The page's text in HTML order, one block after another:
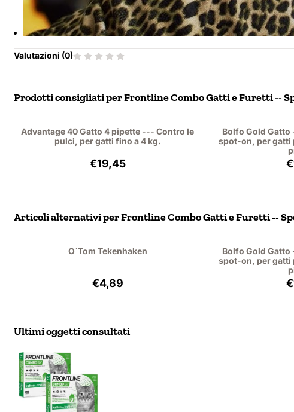
Valutazioni (0)
Prodotti consigliati perFrontline Combo Gatti e Furetti --
Advantage 40 Gatto 4 pipette --- Contro le
pulci, per gatti fino a 4 kg.
Prezzo: 19,45, IVA esclusa: 17,84
€19,45
Bolfo Gold
spot-on, per gatti
Articoli alternativi perFrontline Combo Gatti e Furetti --
O`Tom Tekenhaken
Prezzo: 4,89, IVA esclusa: 4,04
€4,89
Bolfo Gold
spot-on, per gatti
Ultimi oggetti consultati